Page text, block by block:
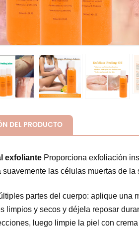
DEL PRODUCTO
exfoliante Proporciona exfoliación
suavemente las células muertas de
partes del cuerpo: aplique una
limpios y secos y déjela reposar
luego limpie la piel con